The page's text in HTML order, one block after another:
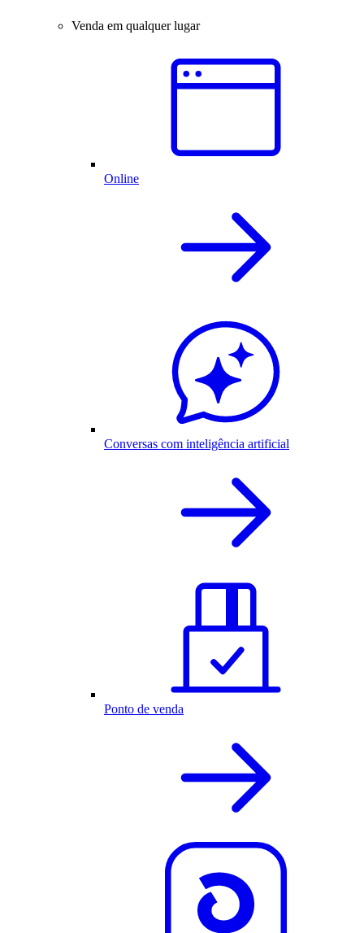
Venda em qualquer lugar
Online
Conversas com inteligência artificial
Ponto de venda